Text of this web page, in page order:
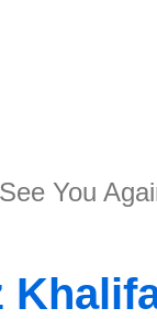
See You